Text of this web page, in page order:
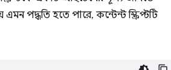
পদ্ধতি হতে পারে, কন্টেন্ট স্ক্রিপ্টটি